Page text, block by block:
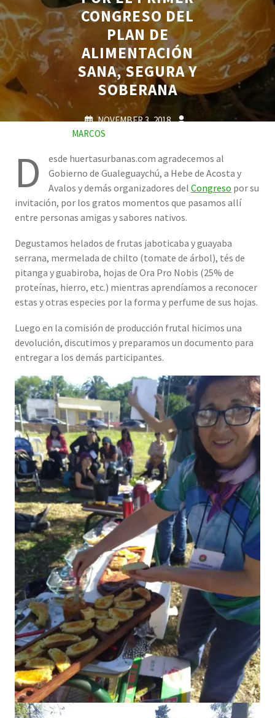
CONGRESO DEL
PLAN DE
ALIMENTACIÓN
SANA, SEGURA Y
SOBERANA
NOVEMBER 3, 2018
MARCOS
D
esde huertasurbanas.com agradecemos al
Gobierno de Gualeguaychú, a Hebe de Acosta y
Avalos y demás organizadores del Congreso por su
invitación, por los gratos momentos que pasamos allí
entre personas amigas y sabores nativos.
Degustamos helados de frutas jaboticaba y guayaba
serrana, mermelada de chilto (tomate de árbol), tés de
pitanga y guabiroba, hojas de Ora Pro Nobis (25% de
proteínas, hierro, etc.) mientras aprendíamos a reconocer
estas y otras especies por la forma y perfume de sus hojas.
Luego en la comisión de producción frutal hicimos una
devolución, discutimos y preparamos un documento para
entregar a los demás participantes.